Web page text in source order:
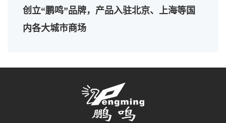
创立“鹏鸣”品牌，产品入驻北京、上海等国
内各大城市商场